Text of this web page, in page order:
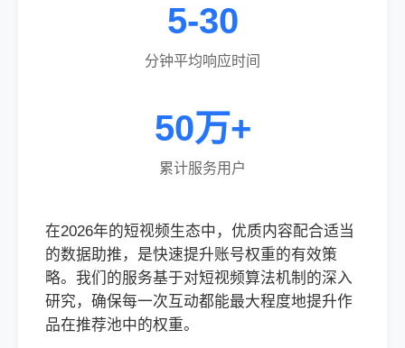
5-30
分钟平均响应时间
50万+
累计服务用户
在2026年的短视频生态中，优质内容配合适当
的数据助推，是快速提升账号权重的有效策
略。我们的服务基于对短视频算法机制的深入
研究，确保每一次互动都能最大程度地提升作
品在推荐池中的权重。